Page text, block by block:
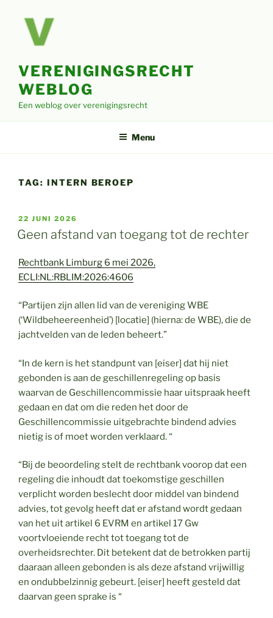
VERENIGINGSRECHT
WEBLOG
Een weblog over verenigingsrecht
Menu
TAG: INTERN BEROEP
GEPLAATST
OP
22 JUNI 2026
Geen afstand van toegang tot de rechter
Rechtbank Limburg 6 mei 2026,
ECLI:NL:RBLIM:2026:4606
“Partijen zijn allen lid van de vereniging WBE
(‘Wildbeheereenheid’) [locatie] (hierna: de WBE), die de
jachtvelden van de leden beheert.”
“In de kern is het standpunt van [eiser] dat hij niet
gebonden is aan de geschillenregeling op basis
waarvan de Geschillencommissie haar uitspraak heeft
gedaan en dat om die reden het door de
Geschillencommissie uitgebrachte bindend advies
nietig is of moet worden verklaard. “
“Bij de beoordeling stelt de rechtbank voorop dat een
regeling die inhoudt dat toekomstige geschillen
verplicht worden beslecht door middel van bindend
advies, tot gevolg heeft dat er afstand wordt gedaan
van het uit artikel 6 EVRM en artikel 17 Gw
voortvloeiende recht tot toegang tot de
overheidsrechter. Dit betekent dat de betrokken partij
daaraan alleen gebonden is als deze afstand vrijwillig
en ondubbelzinnig gebeurt. [eiser] heeft gesteld dat
daarvan geen sprake is “